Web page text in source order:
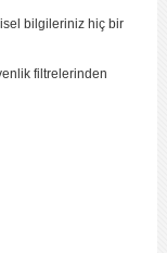
bilgileriniz hiç bir
filtrelerinden